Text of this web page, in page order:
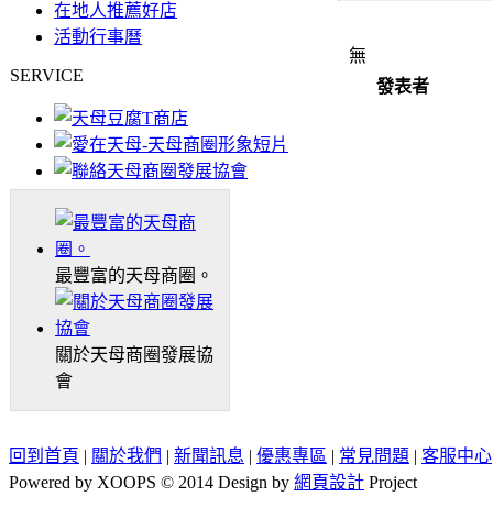
在地人推薦好店
活動行事曆
SERVICE
最豐富的天母商圈。
關於天母商圈發展協
會
無
發表者
回到首頁 | 關於我們 | 新聞訊息 | 優惠專區 | 常見問題 | 客服中心
Powered by XOOPS © 2014 Design by 網頁設計 Project